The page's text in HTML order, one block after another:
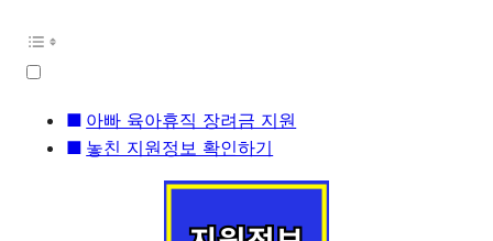
아빠 육아휴직 장려금 지원
놓친 지원정보 확인하기